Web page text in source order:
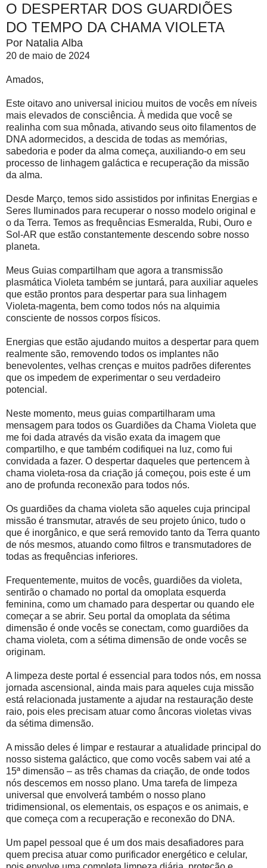
O DESPERTAR DOS GUARDIÕES
DO TEMPO DA CHAMA VIOLETA
Por Natalia Alba
20 de maio de 2024
Amados,
Este oitavo ano universal iniciou muitos de vocês em níveis
mais elevados de consciência. À medida que você se
realinha com sua mônada, ativando seus oito filamentos de
DNA adormecidos, a descida de todas as memórias,
sabedoria e poder da alma começa, auxiliando-o em seu
processo de linhagem galáctica e recuperação da missão
da alma.
Desde Março, temos sido assistidos por infinitas Energias e
Seres Iluminados para recuperar o nosso modelo original e
o da Terra. Temos as frequências Esmeralda, Rubi, Ouro e
Sol-AR que estão constantemente descendo sobre nosso
planeta.
Meus Guias compartilham que agora a transmissão
plasmática Violeta também se juntará, para auxiliar aqueles
que estão prontos para despertar para sua linhagem
Violeta-magenta, bem como todos nós na alquimia
consciente de nossos corpos físicos.
Energias que estão ajudando muitos a despertar para quem
realmente são, removendo todos os implantes não
benevolentes, velhas crenças e muitos padrões diferentes
que os impedem de experimentar o seu verdadeiro
potencial.
Neste momento, meus guias compartilharam uma
mensagem para todos os Guardiões da Chama Violeta que
me foi dada através da visão exata da imagem que
compartilho, e que também codifiquei na luz, como fui
convidada a fazer. O despertar daqueles que pertencem à
chama violeta-rosa da criação já começou, pois este é um
ano de profunda reconexão para todos nós.
Os guardiões da chama violeta são aqueles cuja principal
missão é transmutar, através de seu projeto único, tudo o
que é inorgânico, e que será removido tanto da Terra quanto
de nós mesmos, atuando como filtros e transmutadores de
todas as frequências inferiores.
Frequentemente, muitos de vocês, guardiões da violeta,
sentirão o chamado no portal da omoplata esquerda
feminina, como um chamado para despertar ou quando ele
começar a se abrir. Seu portal da omoplata da sétima
dimensão é onde vocês se conectam, como guardiões da
chama violeta, com a sétima dimensão de onde vocês se
originam.
A limpeza deste portal é essencial para todos nós, em nossa
jornada ascensional, ainda mais para aqueles cuja missão
está relacionada justamente a ajudar na restauração deste
raio, pois eles precisam atuar como âncoras violetas vivas
da sétima dimensão.
A missão deles é limpar e restaurar a atualidade principal do
nosso sistema galáctico, que como vocês sabem vai até a
15ª dimensão – as três chamas da criação, de onde todos
nós descemos em nosso plano. Uma tarefa de limpeza
universal que envolverá também o nosso plano
tridimensional, os elementais, os espaços e os animais, e
que começa com a recuperação e reconexão do DNA.
Um papel pessoal que é um dos mais desafiadores para
quem precisa atuar como purificador energético e celular,